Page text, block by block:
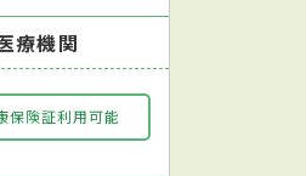
療機関
保険証利用可能